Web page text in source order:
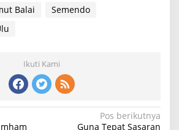
Balai
Semendo
Ikuti Kami
Pos berikutnya
Guna Tepat Sasaran